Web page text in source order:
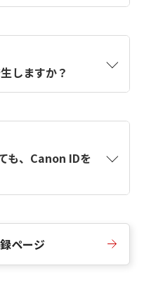
ます。アカウントを
この情報を使用して
入力します。
しますか？
も、Canon IDを
ページ